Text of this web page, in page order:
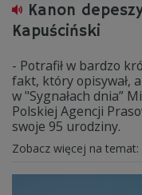
Kanon
Kapuściński
- Potrafił w bardzo
fakt, który opisywał,
w "Sygnałach dnia”
Polskiej Agencji
swoje 95 urodziny.
Zobacz więcej na temat: